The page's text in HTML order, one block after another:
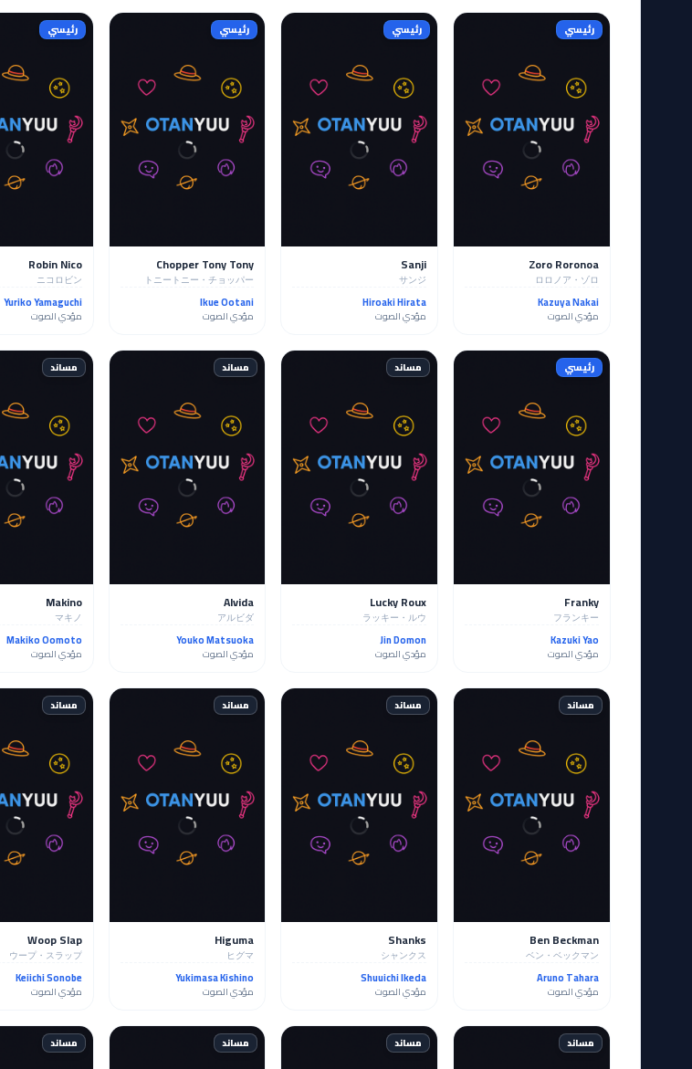
رئيسي
Zoro Roronoa
ロロノア・ゾロ
Kazuya Nakai
مؤدي الصوت
رئيسي
Sanji
サンジ
Hiroaki Hirata
مؤدي الصوت
رئيسي
Chopper Tony Tony
トニートニー・チョッパー
Ikue Ootani
مؤدي الصوت
رئيسي
Robin Nico
ニコロビン
Yuriko Yamaguchi
مؤدي الصوت
رئيسي
Franky
フランキー
Kazuki Yao
مؤدي الصوت
مساند
Lucky Roux
ラッキー・ルウ
Jin Domon
مؤدي الصوت
مساند
Alvida
アルビダ
Youko Matsuoka
مؤدي الصوت
مساند
Makino
マキノ
Makiko Oomoto
مؤدي الصوت
مساند
Ben Beckman
ベン・ベックマン
Aruno Tahara
مؤدي الصوت
مساند
Shanks
シャンクス
Shuuichi Ikeda
مؤدي الصوت
مساند
Higuma
ヒグマ
Yukimasa Kishino
مؤدي الصوت
مساند
Woop Slap
ウープ・スラップ
Keiichi Sonobe
مؤدي الصوت
مساند مساند مساند مساند